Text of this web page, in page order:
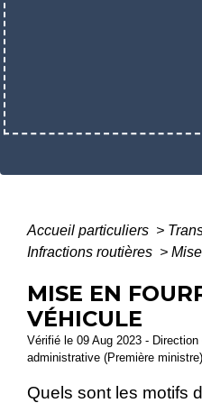
Accueil particuliers >
Infractions routières >
MISE EN
VÉHICULE
Vérifié le 09 Aug 2023 -
administrative (Première ministre)
Quels sont les motifs